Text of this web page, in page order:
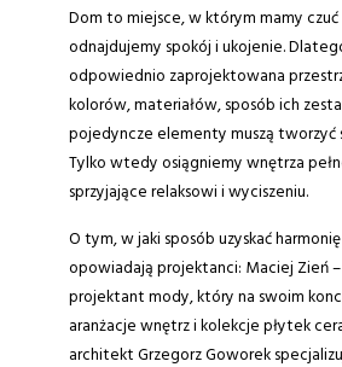
Dom to miejsce, w którym mamy czuć
odnajdujemy spokój i ukojenie.
odpowiednio zaprojektowana
kolorów, materiałów, sposób ich
pojedyncze elementy muszą tworzyć
Tylko wtedy osiągniemy wnętrza
sprzyjające relaksowi i wyciszeniu.
O tym, w jaki sposób uzyskać
opowiadają projektanci: Maciej Zień
projektant mody, który na swoim
aranżacje wnętrz i kolekcje płytek
architekt Grzegorz Goworek